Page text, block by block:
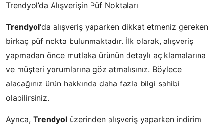
Trendyol’da Alışverişin Püf Noktaları
Trendyol‘da alışveriş yaparken dikkat etmeniz gereken
birkaç püf nokta bulunmaktadır. İlk olarak, alışveriş
yapmadan önce mutlaka ürünün detaylı açıklamalarına
ve müşteri yorumlarına göz atmalısınız. Böylece
alacağınız ürün hakkında daha fazla bilgi sahibi
olabilirsiniz.
Ayrıca, Trendyol üzerinden alışveriş yaparken indirim